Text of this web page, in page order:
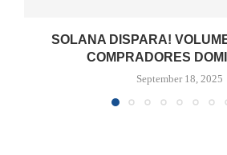
SOLANA DISPARA!
COMPRADORES
September 18, 2025